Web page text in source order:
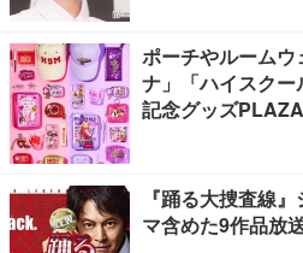
ポーチやルームウ
ナ」「ハイスク
記念グッズ
『踊る大捜査線
マ含めた9作品放